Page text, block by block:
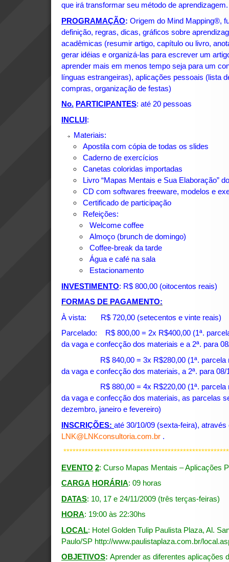
que irá transformar seu método de aprendizagem.
PROGRAMAÇÃO: Origem do Mind Mapping®,
definição, regras, dicas, gráficos sobre
acadêmicas (resumir artigo, capítulo ou livro,
gerar idéias e organizá-las para escrever um
aprender mais em menos tempo seja para um
línguas estrangeiras), aplicações pessoais (lista
compras, organização de festas)
No. PARTICIPANTES: até 20 pessoas
INCLUI:
Materiais:
Apostila com cópia de todas os slides
Caderno de exercícios
Canetas coloridas importadas
Livro “Mapas Mentais e Sua Elaboração”
CD com softwares freeware, modelos e
Certificado de participação
Refeições:
Welcome coffee
Almoço (brunch de domingo)
Coffee-break da tarde
Água e café na sala
Estacionamento
INVESTIMENTO: R$ 800,00 (oitocentos reais)
FORMAS DE PAGAMENTO:
À vista: R$ 720,00 (setecentos e vinte reais)
Parcelado: R$ 800,00 = 2x R$400,00 (1ª.
da vaga e confecção dos materiais e a 2ª. para
R$ 840,00 = 3x R$280,00 (1ª. parcela na
da vaga e confecção dos materiais, a 2ª. para 08/
R$ 880,00 = 4x R$220,00 (1ª. parcela na
da vaga e confecção dos materiais, as parcelas
dezembro, janeiro e fevereiro)
INSCRIÇÕES: até 30/10/09 (sexta-feira), através
LNK@LNKconsultoria.com.br .
******************************************************
EVENTO 2: Curso Mapas Mentais – Aplicações
CARGA HORÁRIA: 09 horas
DATAS: 10, 17 e 24/11/2009 (três terças-feiras)
HORA: 19:00 às 22:30hs
LOCAL: Hotel Golden Tulip Paulista Plaza, Al.
Paulo/SP http://www.paulistaplaza.com.br/
OBJETIVOS: Aprender as diferentes aplicações